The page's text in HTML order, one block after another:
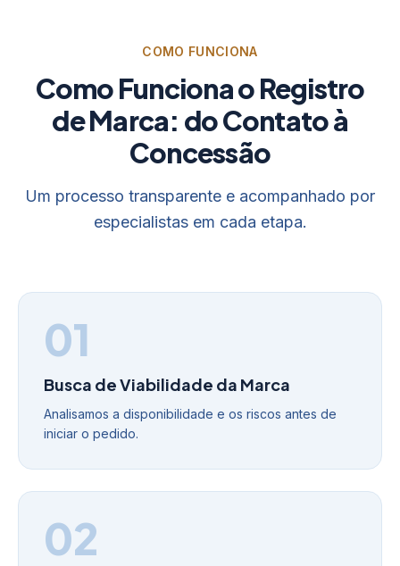
COMO FUNCIONA
Como Funciona o Registro
de Marca: do Contato à
Concessão
Um processo transparente e acompanhado por
especialistas em cada etapa.
01
Busca de Viabilidade da Marca
Analisamos a disponibilidade e os riscos antes de
iniciar o pedido.
02